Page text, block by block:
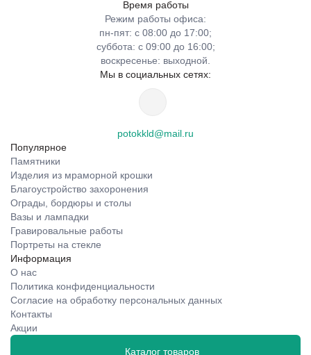
Время работы
Режим работы офиса:
пн-пят: с 08:00 до 17:00;
суббота: с 09:00 до 16:00;
воскресенье: выходной.
Мы в социальных сетях:
potokkld@mail.ru
Популярное
Памятники
Изделия из мраморной крошки
Благоустройство захоронения
Ограды, бордюры и столы
Вазы и лампадки
Гравировальные работы
Портреты на стекле
Информация
О нас
Политика конфиденциальности
Согласие на обработку персональных данных
Контакты
Акции
Каталог товаров